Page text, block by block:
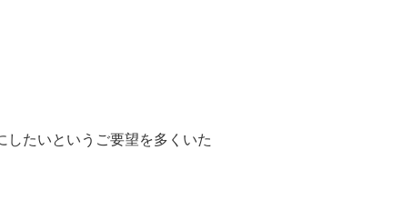
たいというご要望を多くいた